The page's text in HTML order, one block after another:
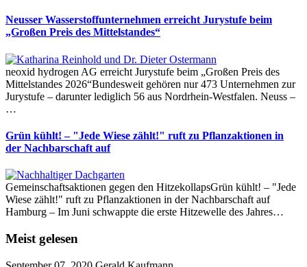
Neusser Wasserstoffunternehmen erreicht Jurystufe beim
„Großen Preis des Mittelstandes“
neoxid hydrogen AG erreicht Jurystufe beim „Großen Preis des
Mittelstandes 2026“Bundesweit gehören nur 473 Unternehmen zur
Jurystufe – darunter lediglich 56 aus Nordrhein-Westfalen. Neuss –
…
Grün kühlt! – "Jede Wiese zählt!" ruft zu Pflanzaktionen in
der Nachbarschaft auf
Gemeinschaftsaktionen gegen den HitzekollapsGrün kühlt! – "Jede
Wiese zählt!" ruft zu Pflanzaktionen in der Nachbarschaft auf
Hamburg – Im Juni schwappte die erste Hitzewelle des Jahres…
Meist gelesen